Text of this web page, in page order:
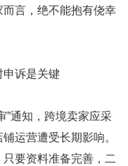
言，绝不能抱有侥幸
申诉是关键
通知，跨境卖家应采
运营遭受长期影响。
要资料准备完善，二